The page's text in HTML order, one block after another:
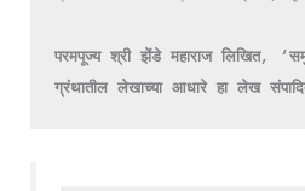
परमपूज्य श्री झेंडे महाराज लिखित,
ग्रंथातील लेखाच्या आधारे हा लेख